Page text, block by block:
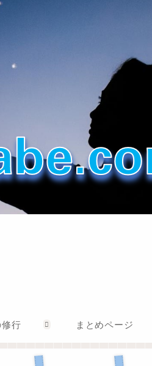
行 まとめページ
パソコン ゼロ秒思考